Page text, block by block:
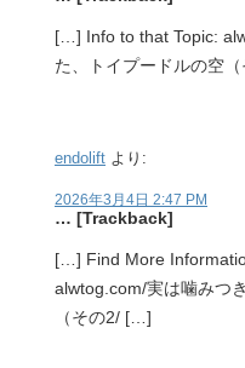
[…] Info to that Topic:
た、トイプードルの空
endolift より:
2026年3月4日 2:47 PM
… [Trackback]
[…] Find More
alwtog.com/実は噛みつ
（その2/ […]